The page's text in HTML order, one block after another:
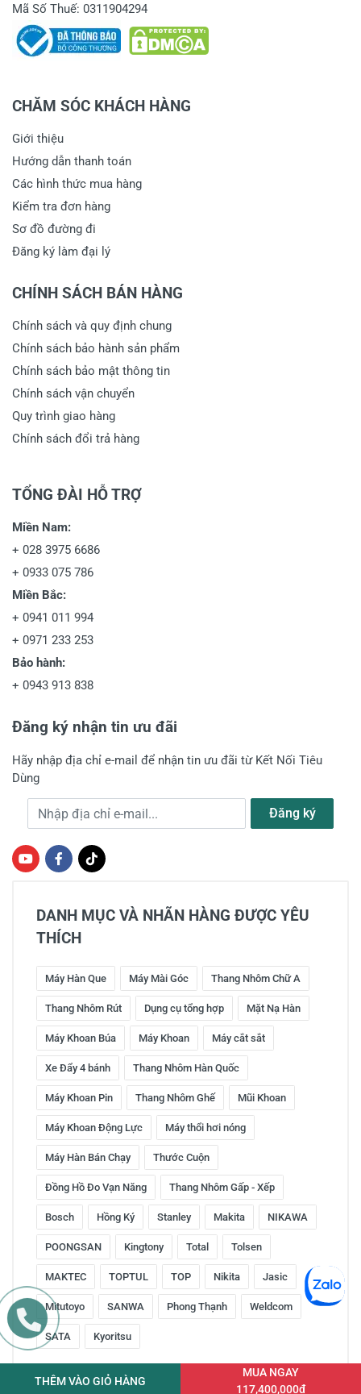
Mã Số Thuế: 0311904294
CHĂM SÓC KHÁCH HÀNG
Giới thiệu
Hướng dẫn thanh toán
Các hình thức mua hàng
Kiểm tra đơn hàng
Sơ đồ đường đi
Đăng ký làm đại lý
CHÍNH SÁCH BÁN HÀNG
Chính sách và quy định chung
Chính sách bảo hành sản phẩm
Chính sách bảo mật thông tin
Chính sách vận chuyển
Quy trình giao hàng
Chính sách đổi trả hàng
TỔNG ĐÀI HỖ TRỢ
Miền Nam:
+ 028 3975 6686
+ 0933 075 786
Miền Bắc:
+ 0941 011 994
+ 0971 233 253
Bảo hành:
+ 0943 913 838
Đăng ký nhận tin ưu đãi
Hãy nhập địa chỉ e-mail để nhận tin ưu đãi từ Kết Nối Tiêu
Dùng
Địa chỉ e-mail Đăng ký
DANH MỤC VÀ NHÃN HÀNG ĐƯỢC YÊU
THÍCH
Máy Hàn Que Máy Mài Góc Thang Nhôm Chữ A
Thang Nhôm Rút Dụng cụ tổng hợp Mặt Nạ Hàn
Máy Khoan Búa Máy Khoan Máy cắt sắt
Xe Đẩy 4 bánh Thang Nhôm Hàn Quốc
Máy Khoan Pin Thang Nhôm Ghế Mũi Khoan
Máy Khoan Động Lực Máy thổi hơi nóng
Máy Hàn Bán Chạy Thước Cuộn
Đồng Hồ Đo Vạn Năng Thang Nhôm Gấp - Xếp
Bosch Hồng Ký Stanley Makita NIKAWA
POONGSAN Kingtony Total Tolsen
MAKTEC TOPTUL TOP Nikita Jasic
Mitutoyo SANWA Phong Thạnh Weldcom
SATA Kyoritsu
THÊM VÀO GIỎ HÀNG
MUA NGAY
117,400,000đ